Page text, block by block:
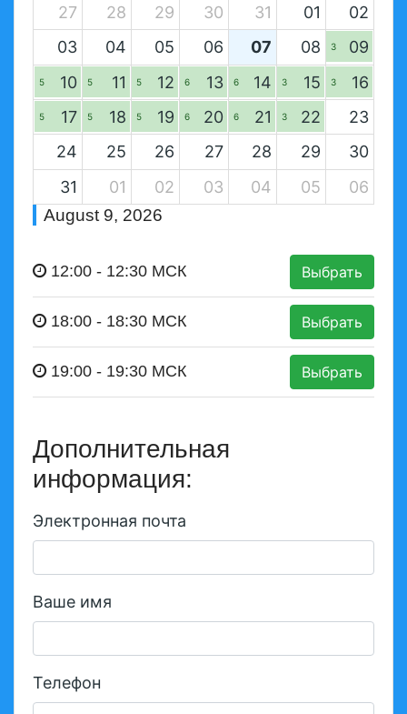
27 28 29 30 31 01
02
03
04 05 06 07 08 09
3
10 11 12 13 14 15 16
5 5 5 6 6 3 3
17 18 19 20 21 22 23
5 5 5 6 6 3
24 25 26 27 28 29
30
31
01 02 03 04 05
06
August 9, 2026
12:00 - 12:30 МСК Выбрать
18:00 - 18:30 МСК Выбрать
19:00 - 19:30 МСК Выбрать
Дополнительная
информация:
Электронная почта
Ваше имя
Телефон